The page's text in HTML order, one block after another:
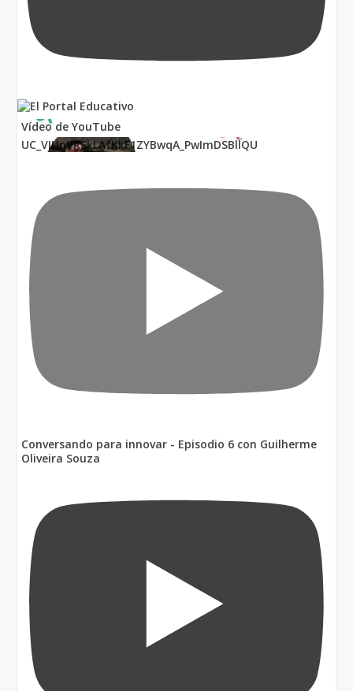
Vídeo de YouTube
UC_VIUnVRSkLAfKkF1ZYBwqA_PwImDSBllQU
Conversando para innovar - Episodio 6 con Guilherme
Oliveira Souza